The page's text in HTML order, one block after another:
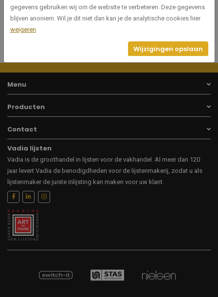
Artikelnummer 237801
Menu
Producten
Contact
Vadia lijsten
Vadia is de groothandel in lijsten voor de vakhandel. Al meer dan 120
jaar levert Vadia de benodigdheden voor de lijstenmakerij, zodat u als
lijstenmaker de juiste inlijsting kan maken voor uw klant.
gegevens gebruiken wij om de website te verbeteren. Deze gegevens
blijven anoniem. Wil je dit niet dan kan je de analytische cookies hier
weigeren
Wijzigingen opslaan